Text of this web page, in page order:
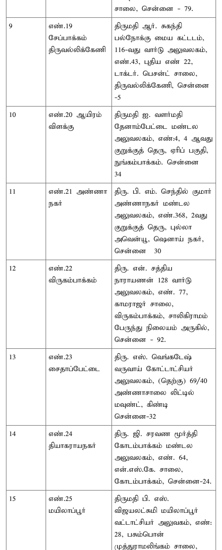
சாலை, சென்னை - 79.
9
எண்.19
சேப்பாக்கம் –
திருவல்லிக்கேணி
திருமதி ஆர். சுகந்தி
பல்நோக்கு மைய கட்டடம்,
116-வது வார்டு அலுவலகம்,
எண்.43, புதிய எண் 22,
டாக்டர். பெசன்ட் சாலை,
திருவல்லிக்கேணி, சென்னை
-5
10
எண்.20 ஆயிரம்
விளக்கு
திருமதி ஐ. வளர்மதி
தேனாம்பேட்டை மண்டல
அலுவலகம், எண்:4, 4 ஆவது
குறுக்குத் தெரு, ஏரிப் பகுதி,
நுங்கம்பாக்கம். சென்னை –
34
11
எண்.21 அண்ணா
நகர்
திரு. பி. எம். செந்தில் குமார்
அண்ணாநகர் மண்டல
அலுவலகம், எண்.368, 2வது
குறுக்குத் தெரு, புல்லா
அவென்யூ, ஷெனாய் நகர்,
சென்னை – 30
12
எண்.22
விருகம்பாக்கம்
திரு. என். சத்திய
நாராயணன் 128 வார்டு
அலுவலகம், எண். 77,
காமராஜர் சாலை,
விருகம்பாக்கம், சாலிகிராமம்
பேருந்து நிலையம் அருகில்,
சென்னை - 92.
13
எண்.23
சைதாப்பேட்டை
திரு. எஸ். வெங்கடேஷ்
வருவாய் கோட்டாட்சியர்
அலுவலகம், (தெற்கு) 69/40
அண்ணாசாலை லிட்டில்
மவுண்ட், கிண்டி
சென்னை-32
14
எண்.24
தியாகராயநகர்
திரு. ஜி. சரவண மூர்த்தி
கோடம்பாக்கம் மண்டல
அலுவலகம், எண். 64,
என்.எஸ்.கே. சாலை,
கோடம்பாக்கம், சென்னை-24.
15
எண்.25
மயிலாப்பூர்
திருமதி பி. எஸ்.
விஜயலட்சுமி மயிலாப்பூர்
வட்டாட்சியர் அலுவகம், எண்:
28, பசும்பொன்
முத்துராமலிங்கம் சாலை,